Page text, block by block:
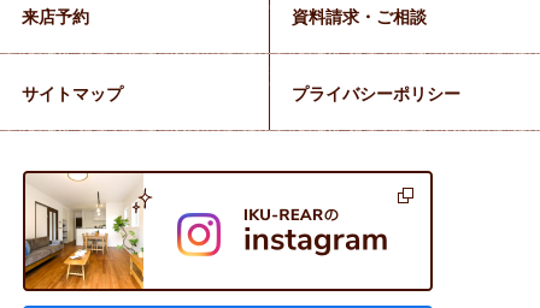
来店予約 資料請求・ご相談
サイトマップ プライバシーポリシー